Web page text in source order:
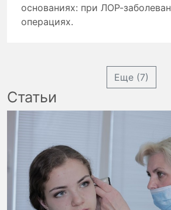
основаниях: при ЛОР-
операциях.
Еще (7)
Статьи